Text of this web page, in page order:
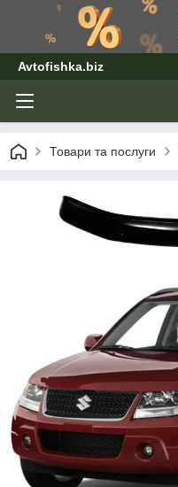
Avtofishka.biz
Товари та послуги